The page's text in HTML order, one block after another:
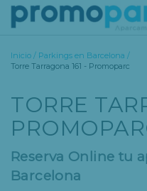
Inicio / Parkings en Barcelona /
Torre Tarragona 161 - Promoparc
TORRE
Reserva Online tu
Barcelona